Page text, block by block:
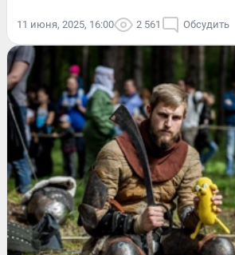
11 июня, 2025, 16:00 2 561 Обсудить